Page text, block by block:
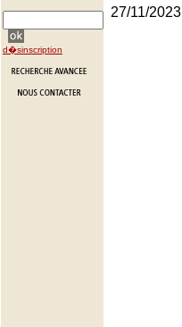
d�sinscription
27/11/2023